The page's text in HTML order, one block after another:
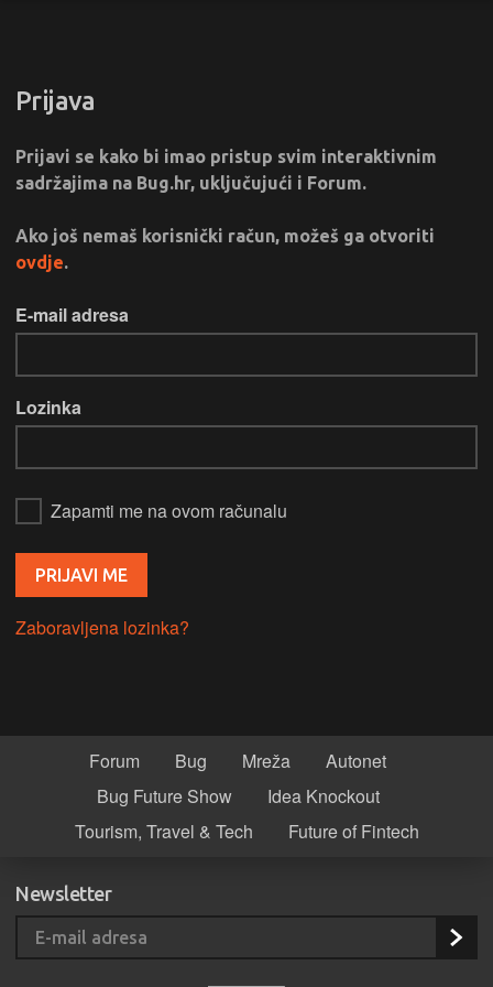
Prijava
Prijavi se kako bi imao pristup svim interaktivnim
sadržajima na Bug.hr, uključujući i Forum.
Ako još nemaš korisnički račun, možeš ga otvoriti
ovdje.
E-mail adresa
Lozinka
Zapamti me na ovom računalu
Zaboravljena lozinka?
Forum Bug Mreža
Autonet
Bug Future Show
Idea Knockout
Tourism, Travel & Tech
Future of Fintech
Newsletter